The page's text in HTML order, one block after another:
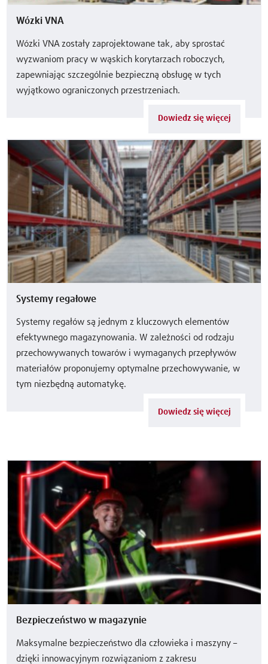
Wózki VNA
Wózki VNA zostały zaprojektowane tak, aby sprostać
wyzwaniom pracy w wąskich korytarzach roboczych,
zapewniając szczególnie bezpieczną obsługę w tych
wyjątkowo ograniczonych przestrzeniach.
Dowiedz się więcej
Systemy regałowe
Systemy regałów są jednym z kluczowych elementów
efektywnego magazynowania. W zależności od rodzaju
przechowywanych towarów i wymaganych przepływów
materiałów proponujemy optymalne przechowywanie, w
tym niezbędną automatykę.
Dowiedz się więcej
Bezpieczeństwo w magazynie
Maksymalne bezpieczeństwo dla człowieka i maszyny –
dzięki innowacyjnym rozwiązaniom z zakresu